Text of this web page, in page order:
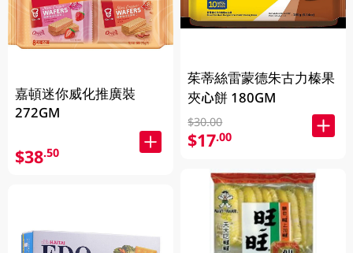
嘉頓迷你威化推廣裝
272GM
$38.50
茱蒂絲雷蒙德朱古力榛果
夾心餅 180GM
$30.00
$17.00